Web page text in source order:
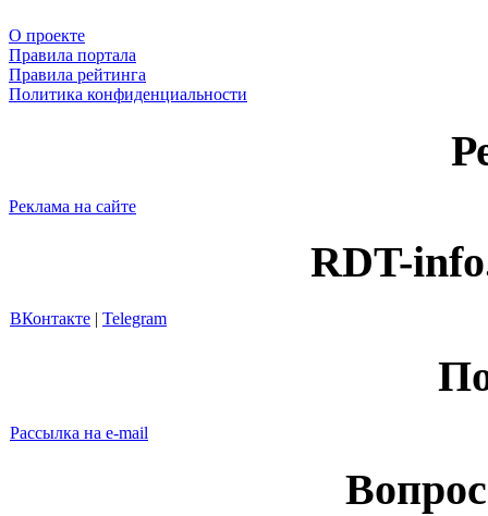
О проекте
Правила портала
Правила рейтинга
Политика конфиденциальности
Реклама на сайте
RDT-
ВКонтакте | Telegram
Рассылка на e-mail